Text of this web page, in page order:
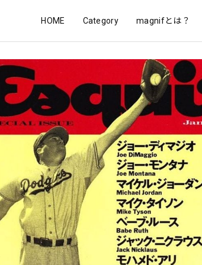
HOME Category magnifとは？